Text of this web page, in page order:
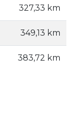
327,33 km
349,13 km
383,72 km